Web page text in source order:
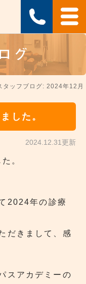
グ
タッフブログ: 2024年12月
した。
2024.12.31更新
。
2024年の診療
だきまして、感
スアカデミーの